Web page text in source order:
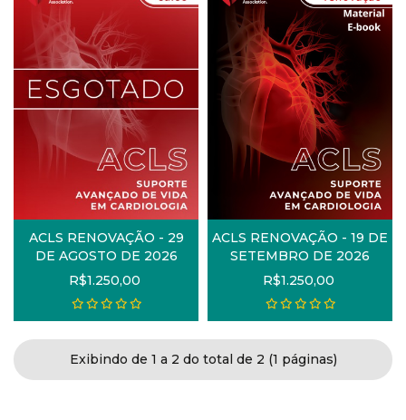
ACLS RENOVAÇÃO - 29
DE AGOSTO DE 2026
R$1.250,00
ACLS RENOVAÇÃO - 19 DE
SETEMBRO DE 2026
R$1.250,00
Exibindo de 1 a 2 do total de 2 (1 páginas)